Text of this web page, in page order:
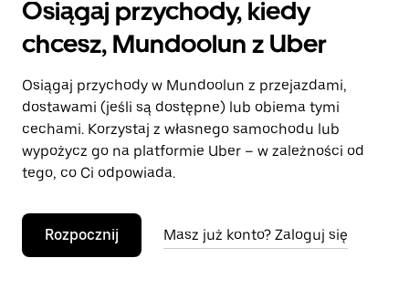
Osiągaj przychody, kiedy
chcesz, Mundoolun z Uber
Osiągaj przychody w Mundoolun z przejazdami,
dostawami (jeśli są dostępne) lub obiema tymi
cechami. Korzystaj z własnego samochodu lub
wypożycz go na platformie Uber – w zależności od
tego, co Ci odpowiada.
Rozpocznij Masz już konto? Zaloguj się